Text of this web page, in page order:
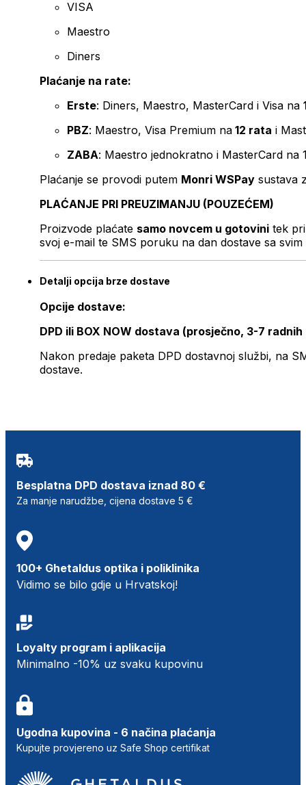
VISA
Maestro
Diners
Plaćanje na rate:
Erste: Diners, Maestro, MasterCard i Visa na
PBZ: Maestro, Visa Premium na 12 rata i
ZABA: Maestro jednokratno i MasterCard na
Plaćanje se provodi putem Monri WSPay sustava
PLAĆANJE PRI PREUZIMANJU (POUZEĆEM)
Proizvode plaćate samo novcem u gotovini tek
svoj e-mail te SMS poruku na dan dostave sa svim
Detalji opcija brze dostave
Opcije dostave:
DPD ili BOX NOW dostava (prosječno, 3-7 radnih
Nakon predaje paketa DPD dostavnoj službi, na
dostave.
Besplatna DPD dostava iznad 80 €
Za manje narudžbe, cijena dostave 5 €
100+ Ghetaldus optika i poliklinika
Vidimo se bilo gdje u Hrvatskoj!
Loyalty program i aplikacija
Minimalno -10% uz svaku kupovinu
Ugodna kupovina - 6 načina plaćanja
Kupujte provjereno uz Safe Shop certifikat